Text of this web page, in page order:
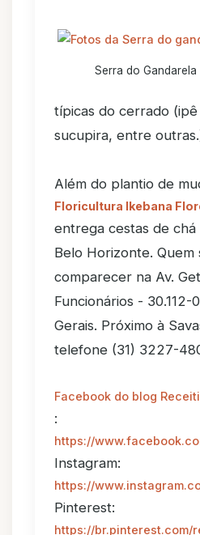
Serra do Gandarela
típicas do cerrado
sucupira, entre
Além do plantio de
Floricultura Ikebana
entrega cestas de
Belo Horizonte.
comparecer na Av.
Funcionários -
Gerais. Próximo à
telefone (31) 3227-
Facebook do blog
:
https://
Instagram:
https://
Pinterest:
https://br.pinterest.com/